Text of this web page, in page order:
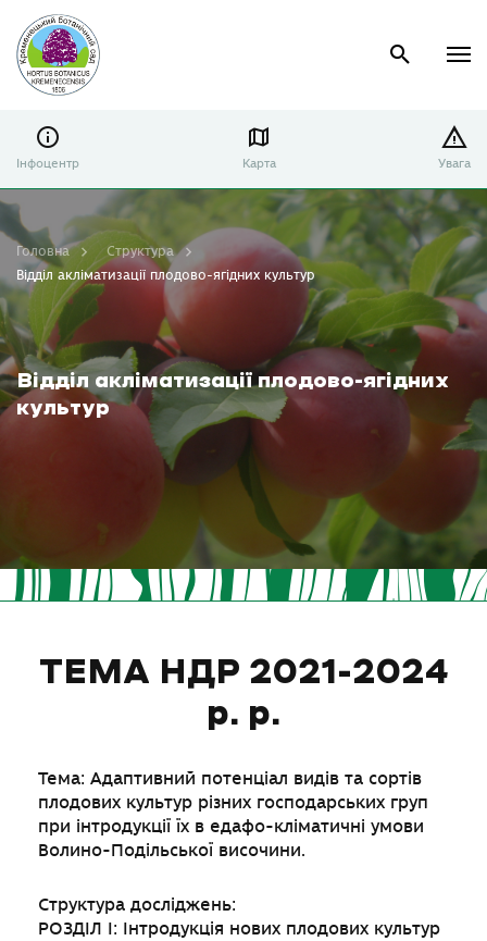
Інфоцентр Карта Увага
Відділ акліматизації плодово-ягідних
культур
Головна
Структура
Відділ акліматизації плодово-ягідних культур
ТЕМА НДР 2021-2024
р. р.
Тема: Адаптивний потенціал видів та сортів
плодових культур різних господарських груп
при інтродукції їх в едафо-кліматичні умови
Волино-Подільської височини.
Структура досліджень:
РОЗДІЛ І: Інтродукція нових плодових культур